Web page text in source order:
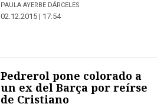
PAULA AYERBE DÁRCELES
02.12.2015 | 17:54
Pedrerol pone colorado a
un ex del Barça por reírse
de Cristiano